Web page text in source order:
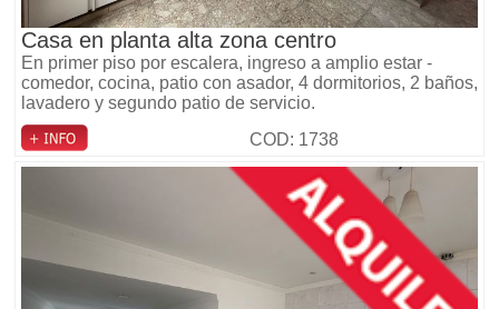
Casa en planta alta zona centro
En primer piso por escalera, ingreso a amplio estar -
comedor, cocina, patio con asador, 4 dormitorios, 2 baños,
lavadero y segundo patio de servicio.
COD: 1738